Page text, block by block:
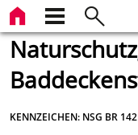
KENNZEICHEN: NSG BR 142